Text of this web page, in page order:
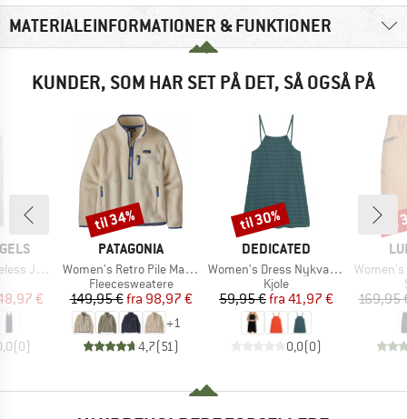
MATERIALEINFORMATIONER & FUNKTIONER
KUNDER, SOM HAR SET PÅ DET, SÅ OGSÅ PÅ
Dress
pris
€
(0)
MÆRKE
PATAGONIA
Artikel
Women's Retro Pile Marsupial
Produktgruppe
Fleecesweatere
Pris
149,95 € Nedsat pris
fra 98,97 €
+1
4,7(51 )
Rabat
til 34%
MÆRKE
DEDICATED
Artikel
Women's Dress Nykvarn Lace
Produktgruppe
Kjole
Pris
59,95 € Nedsat pris
fra 41,97 €
0,0(0)
Rabat
til 30%
Artikel
169,95